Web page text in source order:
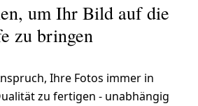
um Ihr Bild auf die
zu bringen
Ihre Fotos immer in
zu fertigen - unabhängig